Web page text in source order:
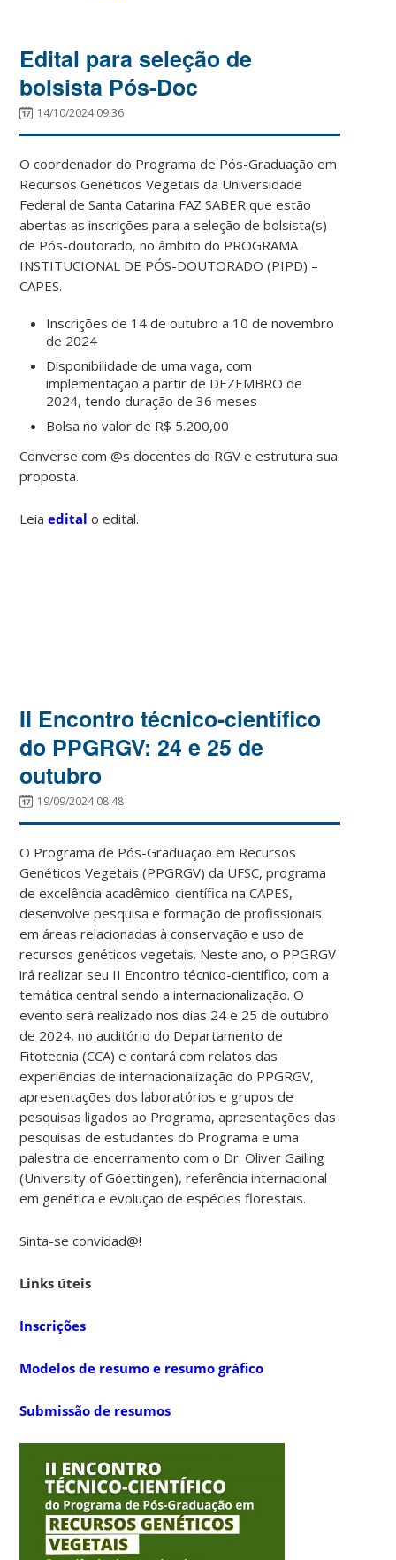
Edital para seleção de
bolsista Pós-Doc
14/10/2024 09:36
O coordenador do Programa de Pós-Graduação em
Recursos Genéticos Vegetais da Universidade
Federal de Santa Catarina FAZ SABER que estão
abertas as inscrições para a seleção de bolsista(s)
de Pós-doutorado, no âmbito do PROGRAMA
INSTITUCIONAL DE PÓS-DOUTORADO (PIPD) –
CAPES.
Inscrições de 14 de outubro a 10 de novembro
de 2024
Disponibilidade de uma vaga, com
implementação a partir de DEZEMBRO de
2024, tendo duração de 36 meses
Bolsa no valor de R$ 5.200,00
Converse com @s docentes do RGV e estrutura sua
proposta.
Leiaedital o edital.
II Encontro técnico-científico
do PPGRGV: 24 e 25 de
outubro
19/09/2024 08:48
O Programa de Pós-Graduação em Recursos
Genéticos Vegetais (PPGRGV) da UFSC, programa
de excelência acadêmico-científica na CAPES,
desenvolve pesquisa e formação de profissionais
em áreas relacionadas à conservação e uso de
recursos genéticos vegetais. Neste ano, o PPGRGV
irá realizar seu II Encontro técnico-científico, com a
temática central sendo a internacionalização. O
evento será realizado nos dias 24 e 25 de outubro
de 2024, no auditório do Departamento de
Fitotecnia (CCA) e contará com relatos das
experiências de internacionalização do PPGRGV,
apresentações dos laboratórios e grupos de
pesquisas ligados ao Programa, apresentações das
pesquisas de estudantes do Programa e uma
palestra de encerramento com o Dr. Oliver Gailing
(University of Göettingen), referência internacional
em genética e evolução de espécies florestais.
Sinta-se convidad@!
Links úteis
Inscrições
Modelos de resumo e resumo gráfico
Submissão de resumos